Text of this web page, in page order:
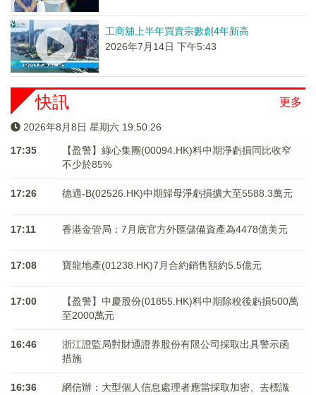
工商舖上半年買賣宗數創4年新高
2026年7月14日 下午5:43
更多
快訊
2026年8月8日 星期六 19:50:26
17:35
【盈警】綠心集團(00094.HK)料中期淨虧損同比收窄
不少於85%
17:26 德適-B(02526.HK)中期歸母淨虧損擴大至5588.3萬元
17:11 香港金管局：7月底官方外匯儲備資產為4478億美元
17:08 寶龍地產(01238.HK)7月合約銷售額約5.5億元
17:00
【盈警】中慶股份(01855.HK)料中期除稅後虧損500萬
至2000萬元
16:46
浙江證監局對財通證券股份有限公司採取出具警示函
措施
16:36
網信辦：大型個人信息處理者應當採取加密、去標識